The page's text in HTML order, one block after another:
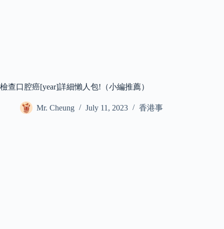
檢查口腔癌[year]詳細懶人包!（小編推薦）
Mr. Cheung July 11, 2023 香港事